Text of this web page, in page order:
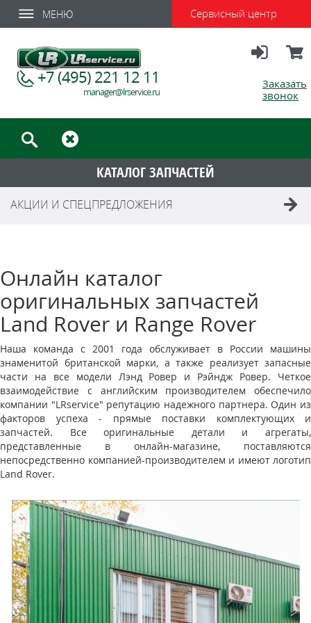
МЕНЮ Сервисный центр
Заказать
звонок
+7 (495) 221 12 11
manager@lrservice.ru
КАТАЛОГ ЗАПЧАСТЕЙ
АКЦИИ И СПЕЦПРЕДЛОЖЕНИЯ
Онлайн каталог
оригинальных запчастей
Land Rover и Range Rover
Наша команда с 2001 года обслуживает в России машины
знаменитой британской марки, а также реализует запасные
части на все модели Лэнд Ровер и Рэйндж Ровер. Четкое
взаимодействие с английским производителем обеспечило
компании "LRservice" репутацию надежного партнера. Один из
факторов успеха - прямые поставки комплектующих и
запчастей. Все оригинальные детали и агрегаты,
представленные в онлайн-магазине, поставляются
непосредственно компанией-производителем и имеют логотип
Land Rover.